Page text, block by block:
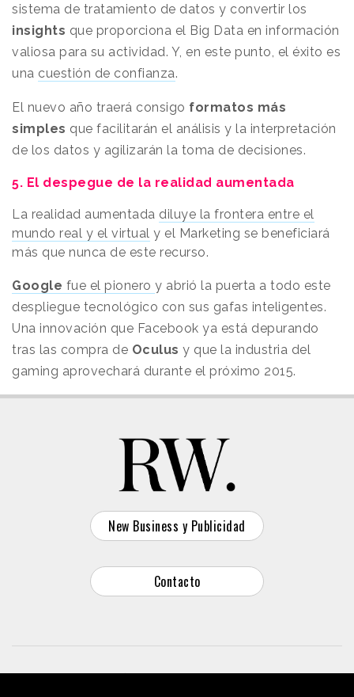
sistema de tratamiento de datos y convertir los
insights que proporciona el Big Data en información
valiosa para su actividad. Y, en este punto, el éxito es
una cuestión de confianza.
El nuevo año traerá consigo formatos más
simples que facilitarán el análisis y la interpretación
de los datos y agilizarán la toma de decisiones.
5. El despegue de la realidad aumentada
La realidad aumentada diluye la frontera entre el
mundo real y el virtual y el Marketing se beneficiará
más que nunca de este recurso.
Google fue el pionero y abrió la puerta a todo este
despliegue tecnológico con sus gafas inteligentes.
Una innovación que Facebook ya está depurando
tras las compra de Oculus y que la industria del
gaming aprovechará durante el próximo 2015.
New Business y Publicidad
Contacto
© 2026 Reason Why